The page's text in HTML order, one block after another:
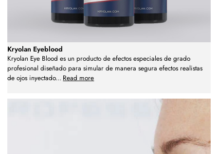
Kryolan Eyeblood
Kryolan Eye Blood es un producto de efectos especiales de grado
profesional diseñado para simular de manera segura efectos realistas
de ojos inyectado... Read more